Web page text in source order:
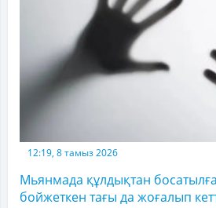
12:19, 8 тамыз 2026
Мьянмада құлдықтан
бойжеткен тағы да жоғалып